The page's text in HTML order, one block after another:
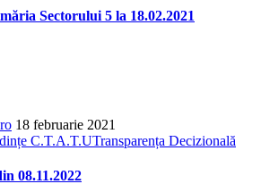
Sectorului 5 la 18.02.2021
18 februarie 2021
C.T.A.T.UTransparența Decizională
08.11.2022